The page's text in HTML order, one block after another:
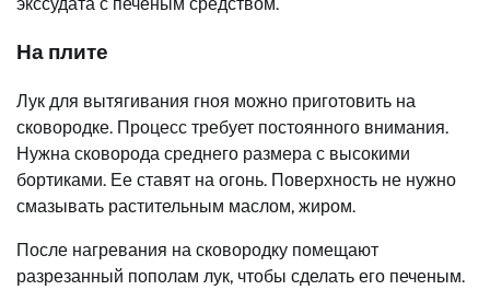
На плите
Лук для вытягивания гноя можно приготовить на
сковородке. Процесс требует постоянного внимания.
Нужна сковорода среднего размера с высокими
бортиками. Ее ставят на огонь. Поверхность не нужно
смазывать растительным маслом, жиром.
После нагревания на сковородку помещают
разрезанный пополам лук, чтобы сделать его печеным.